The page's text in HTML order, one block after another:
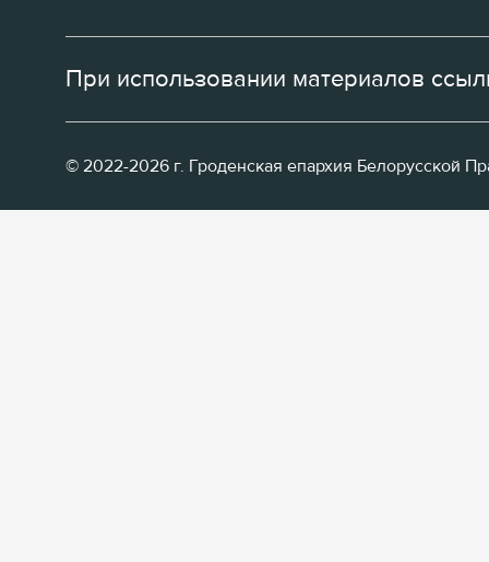
При использовании материалов
© 2022-2026 г. Гроденская епархия Белорусской